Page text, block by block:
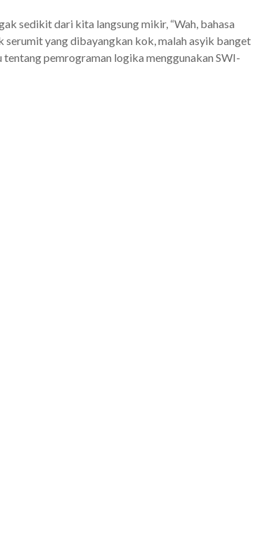
sedikit dari kita langsung mikir, “Wah, bahasa
serumit yang dibayangkan kok, malah asyik banget
pemrograman logika menggunakan SWI-